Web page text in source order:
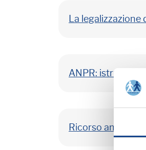
La
ANPR: istruzioni
Ricorso anagrafico